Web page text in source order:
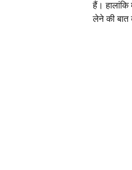
हैं।
लेने की बात